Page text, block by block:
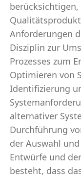
Anforderungen
Disziplin zur
Prozesses zum
Optimieren von
Identifizierung
alternativer
Durchführung
der Auswahl
Entwürfe und
besteht, dass